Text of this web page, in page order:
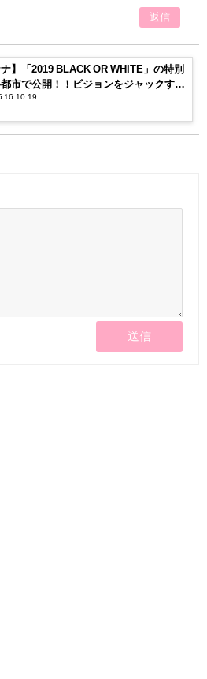
返信
ナ】「2019 BLACK OR WHITE」の特別
市で公開！！ビジョンをジャックする
注目！
16:10:19